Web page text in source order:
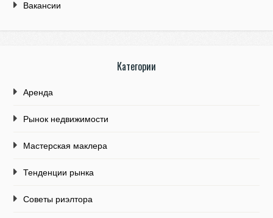
Вакансии
Категории
Аренда
Рынок недвижимости
Мастерская маклера
Тенденции рынка
Советы риэлтора